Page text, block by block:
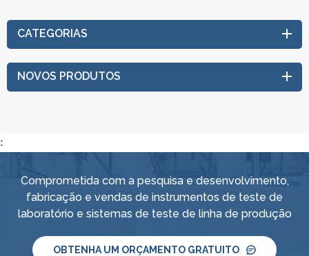
abrangente
Temperatura e umidade
CATEGORIAS
NOVOS PRODUTOS
:
Comprometida com a pesquisa e desenvolvimento,
fabricação e vendas de instrumentos de teste de
laboratório e sistemas de teste de linha de produção
OBTENHA UM ORÇAMENTO GRATUITO